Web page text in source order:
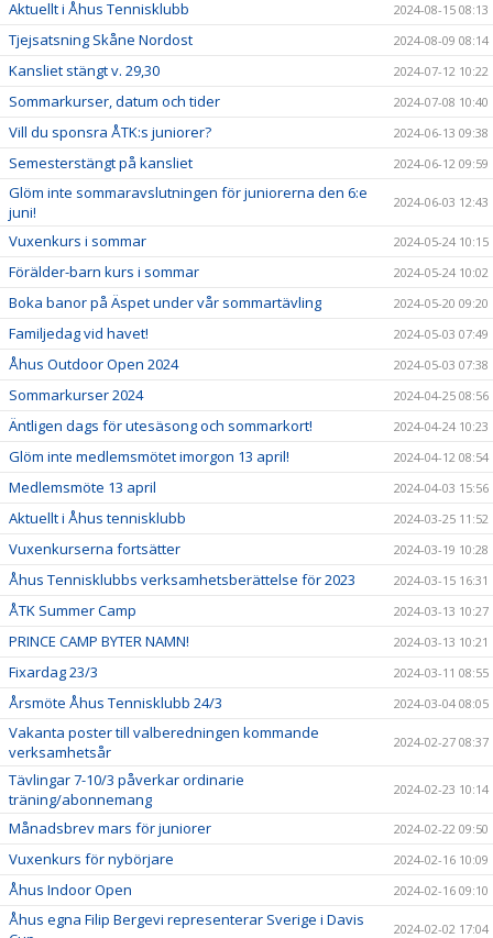
Aktuellt i Åhus Tennisklubb 2024-08-15 08:13
Tjejsatsning Skåne Nordost 2024-08-09 08:14
Kansliet stängt v. 29,30 2024-07-12 10:22
Sommarkurser, datum och tider 2024-07-08 10:40
Vill du sponsra ÅTK:s juniorer? 2024-06-13 09:38
Semesterstängt på kansliet 2024-06-12 09:59
Glöm inte sommaravslutningen för juniorerna den 6:e
juni!
2024-06-03 12:43
Vuxenkurs i sommar 2024-05-24 10:15
Förälder-barn kurs i sommar 2024-05-24 10:02
Boka banor på Äspet under vår sommartävling 2024-05-20 09:20
Familjedag vid havet! 2024-05-03 07:49
Åhus Outdoor Open 2024 2024-05-03 07:38
Sommarkurser 2024 2024-04-25 08:56
Äntligen dags för utesäsong och sommarkort! 2024-04-24 10:23
Glöm inte medlemsmötet imorgon 13 april! 2024-04-12 08:54
Medlemsmöte 13 april 2024-04-03 15:56
Aktuellt i Åhus tennisklubb 2024-03-25 11:52
Vuxenkurserna fortsätter 2024-03-19 10:28
Åhus Tennisklubbs verksamhetsberättelse för 2023 2024-03-15 16:31
ÅTK Summer Camp 2024-03-13 10:27
PRINCE CAMP BYTER NAMN! 2024-03-13 10:21
Fixardag 23/3 2024-03-11 08:55
Årsmöte Åhus Tennisklubb 24/3 2024-03-04 08:05
Vakanta poster till valberedningen kommande
verksamhetsår
2024-02-27 08:37
Tävlingar 7-10/3 påverkar ordinarie
träning/abonnemang
2024-02-23 10:14
Månadsbrev mars för juniorer 2024-02-22 09:50
Vuxenkurs för nybörjare 2024-02-16 10:09
Åhus Indoor Open 2024-02-16 09:10
Åhus egna Filip Bergevi representerar Sverige i Davis
2024-02-02 17:04